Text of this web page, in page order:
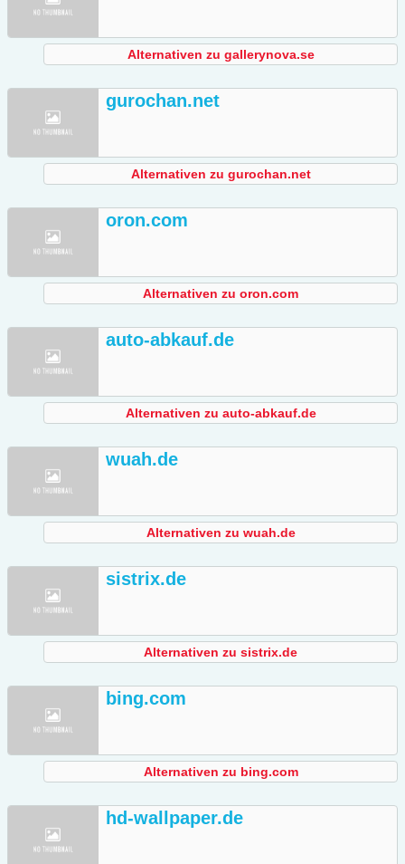
Alternativen zu gallerynova.se
gurochan.net
Alternativen zu gurochan.net
oron.com
Alternativen zu oron.com
auto-abkauf.de
Alternativen zu auto-abkauf.de
wuah.de
Alternativen zu wuah.de
sistrix.de
Alternativen zu sistrix.de
bing.com
Alternativen zu bing.com
hd-wallpaper.de